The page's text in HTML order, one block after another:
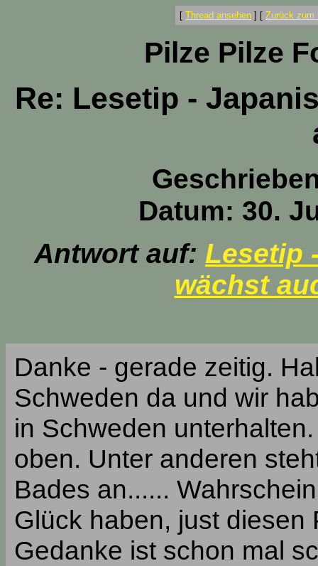
[ Thread ansehen ] [ Zurück zum
Pilze Pilze
Re: Lesetip -
Datum: 30.
Antwort auf: Lesetip
wächst
Danke - gerade zeitig.
Schweden da und wir
in Schweden
oben. Unter anderen
Bades an......
Glück haben, just diesen
Gedanke ist schon mal